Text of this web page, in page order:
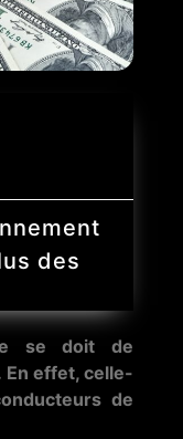
des
se doit de
En effet, celle-
de